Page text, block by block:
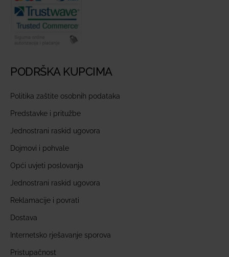
PODRŠKA KUPCIMA
Politika zaštite osobnih podataka
Predstavke i pritužbe
Jednostrani raskid ugovora
Dojmovi i pohvale
Opći uvjeti poslovanja
Jednostrani raskid ugovora
Reklamacije i povrati
Dostava
Internetsko rješavanje sporova
Pristupačnost